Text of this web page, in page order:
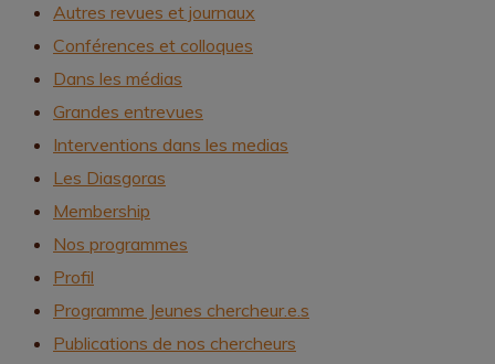
Autres revues et journaux
Conférences et colloques
Dans les médias
Grandes entrevues
Interventions dans les medias
Les Diasgoras
Membership
Nos programmes
Profil
Programme Jeunes chercheur.e.s
Publications de nos chercheurs